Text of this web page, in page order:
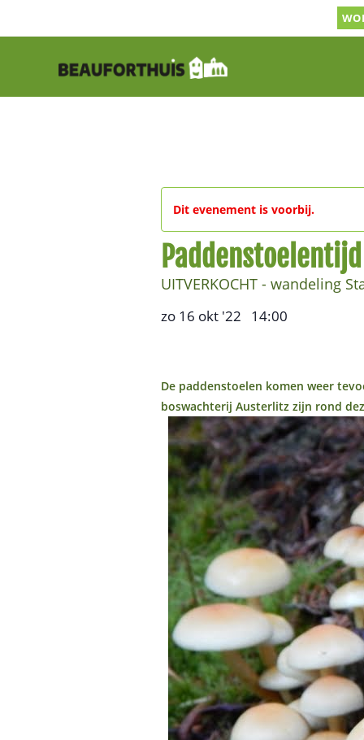
Dit evenement is voorbij.
UITVERKOCHT - wandeling
zo 16 okt '22 14:00
De paddenstoelen komen weer
boswachterij Austerlitz zijn rond